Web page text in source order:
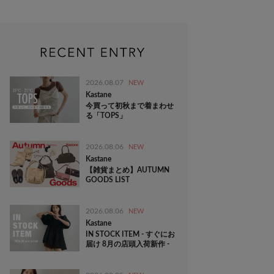
2026.08.07 NEW
Kastane
今買って初秋まで着まわせ
る「TOPS」
2026.08.06 NEW
Kastane
【雑貨まとめ】AUTUMN
GOODS LIST
2026.08.06 NEW
Kastane
IN STOCK ITEM - すぐにお
届け 8月の店頭入荷新作 -